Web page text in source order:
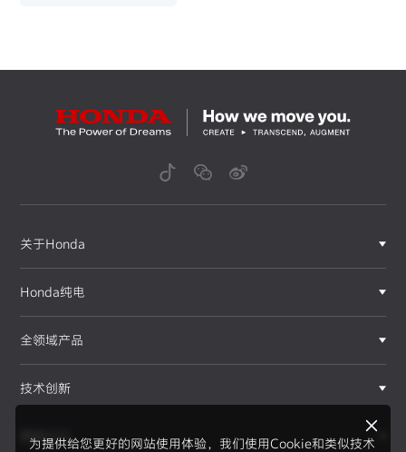
为提供给您更好的网站使用体验，我们使用Cookie和类似技术
关于Honda
Honda纯电
全领域产品
技术创新
赛事运动